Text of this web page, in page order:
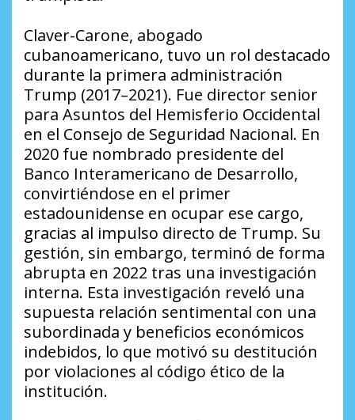
Claver-Carone, abogado
cubanoamericano, tuvo un rol destacado
durante la primera administración
Trump (2017–2021). Fue director senior
para Asuntos del Hemisferio Occidental
en el Consejo de Seguridad Nacional. En
2020 fue nombrado presidente del
Banco Interamericano de Desarrollo,
convirtiéndose en el primer
estadounidense en ocupar ese cargo,
gracias al impulso directo de Trump. Su
gestión, sin embargo, terminó de forma
abrupta en 2022 tras una investigación
interna. Esta investigación reveló una
supuesta relación sentimental con una
subordinada y beneficios económicos
indebidos, lo que motivó su destitución
por violaciones al código ético de la
institución.